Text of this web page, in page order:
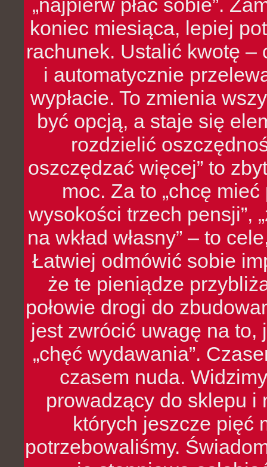
„najpierw płać sobie”.
koniec miesiąca, lepiej
rachunek. Ustalić kwotę
i automatycznie
wypłacie. To zmienia
być opcją, a staje się
rozdzielić
oszczędzać więcej” to
moc. Za to „chcę
wysokości trzech pensji”,
na wkład własny” – to
Łatwiej odmówić sobie
że te pieniądze
połowie drogi do
jest zwrócić uwagę na to,
„chęć wydawania”.
czasem nuda.
prowadzący do sklepu i
których jeszcze pięć
potrzebowaliśmy.